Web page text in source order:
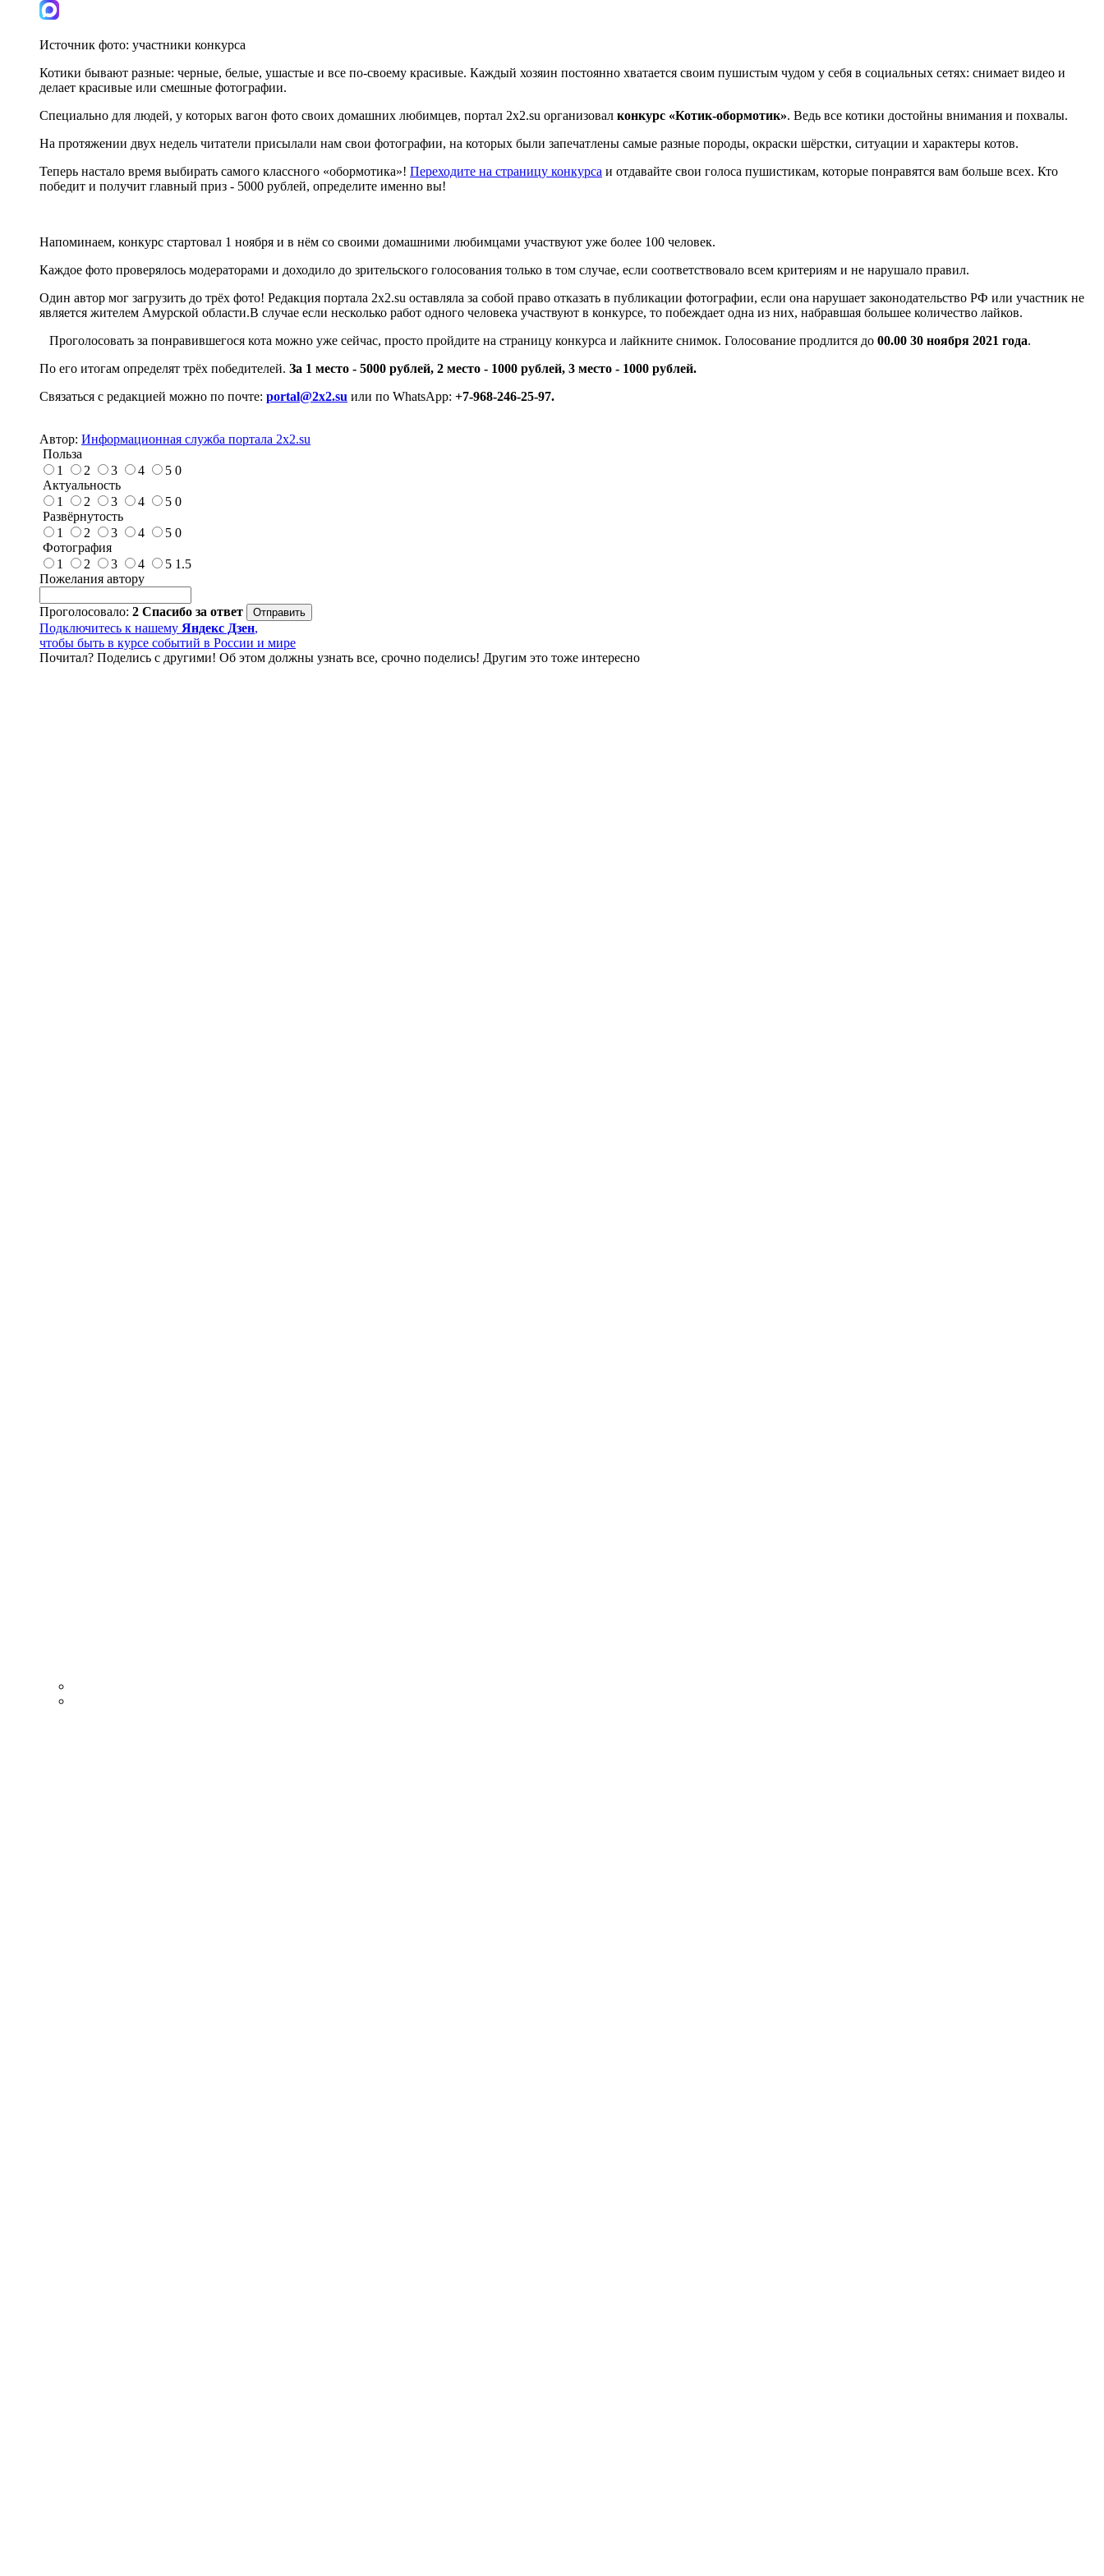
Источник фото: участники конкурса
Котики бывают разные: черные, белые, ушастые и все по-своему красивые. Каждый хозяин постоянно хватается своим пушистым чудом у себя в социальных сетях: снимает видео и
делает красивые или смешные фотографии.
Специально для людей, у которых вагон фото своих домашних любимцев, портал 2х2.su организовал конкурс «Котик-обормотик». Ведь все котики достойны внимания и похвалы.
На протяжении двух недель читатели присылали нам свои фотографии, на которых были запечатлены самые разные породы, окраски шёрстки, ситуации и характеры котов.
Теперь настало время выбирать самого классного «обормотика»! Переходите на страницу конкурса и отдавайте свои голоса пушистикам, которые понравятся вам больше всех. Кто
победит и получит главный приз - 5000 рублей, определите именно вы!
Напоминаем, конкурс стартовал 1 ноября и в нём со своими домашними любимцами участвуют уже более 100 человек.
Каждое фото проверялось модераторами и доходило до зрительского голосования только в том случае, если соответствовало всем критериям и не нарушало правил.
Один автор мог загрузить до трёх фото! Редакция портала 2х2.su оставляла за собой право отказать в публикации фотографии, если она нарушает законодательство РФ или участник не
является жителем Амурской области.В случае если несколько работ одного человека участвуют в конкурсе, то побеждает одна из них, набравшая большее количество лайков.
Проголосовать за понравившегося кота можно уже сейчас, просто пройдите на страницу конкурса и лайкните снимок. Голосование продлится до 00.00 30 ноября 2021 года.
По его итогам определят трёх победителей. За 1 место - 5000 рублей, 2 место - 1000 рублей, 3 место - 1000 рублей.
Связаться с редакцией можно по почте: portal@2x2.su или по WhatsApp: +7-968-246-25-97.
Автор: Информационная служба портала 2x2.su
Польза
1
2 3 4 5 0
Актуальность
1
2 3 4 5 0
Развёрнутость
1
2 3 4 5 0
Фотография
1
2 3 4 5 1.5
Пожелания автору
Проголосовало: 2 Спасибо за ответ
Подключитесь к нашему Яндекс Дзен,
чтобы быть в курсе событий в России и мире
Почитал? Поделись с другими! Об этом должны узнать все, срочно поделись! Другим это тоже интересно